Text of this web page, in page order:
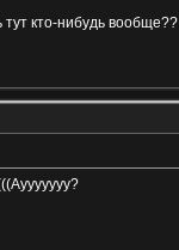
тут кто-нибудь вообще??